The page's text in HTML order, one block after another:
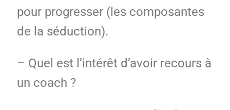
pour progresser (les composantes
de la séduction).
– Quel est l’intérêt d’avoir recours à
un coach ?